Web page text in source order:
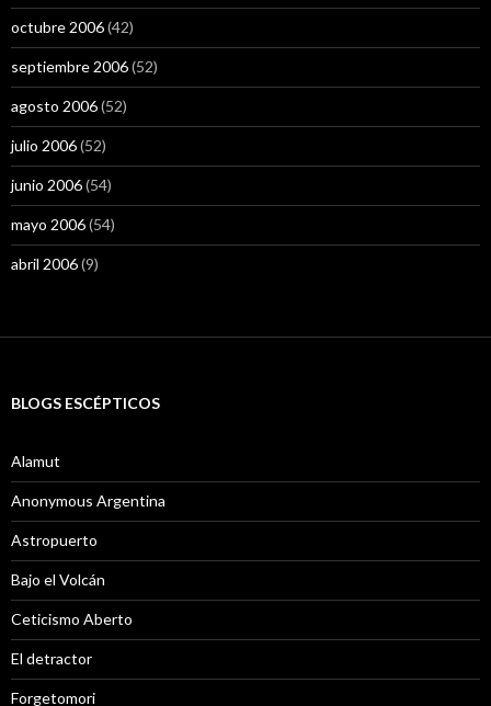
octubre 2006(42)
septiembre 2006(52)
agosto 2006(52)
julio 2006(52)
junio 2006(54)
mayo 2006(54)
abril 2006(9)
BLOGS ESCÉPTICOS
Alamut
Anonymous Argentina
Astropuerto
Bajo el Volcán
Ceticismo Aberto
El detractor
Forgetomori